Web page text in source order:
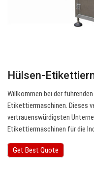
Hülsen-
Willkommen bei der
Etikettiermaschinen. Dieses
vertrauenswürdigsten
Etikettiermaschinen für die
Get Best Quote